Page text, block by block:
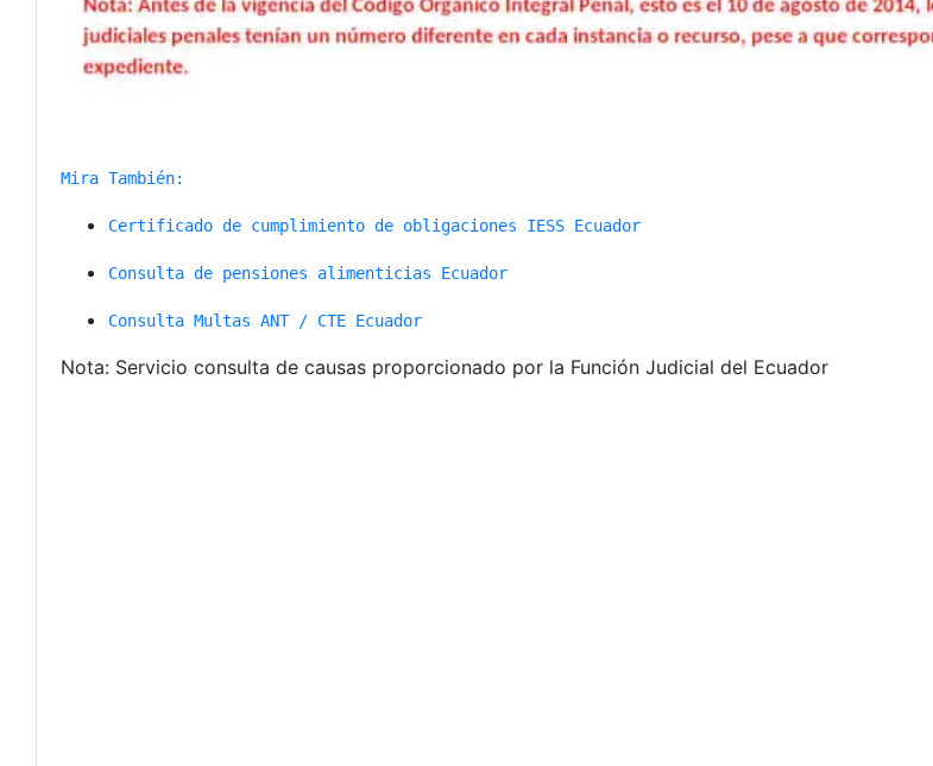
Mira También:
Certificado de cumplimiento de obligaciones IESS Ecuador
Consulta de pensiones alimenticias Ecuador
Consulta Multas ANT / CTE Ecuador
Nota: Servicio consulta de causas proporcionado por la Función Judicial del Ecuador